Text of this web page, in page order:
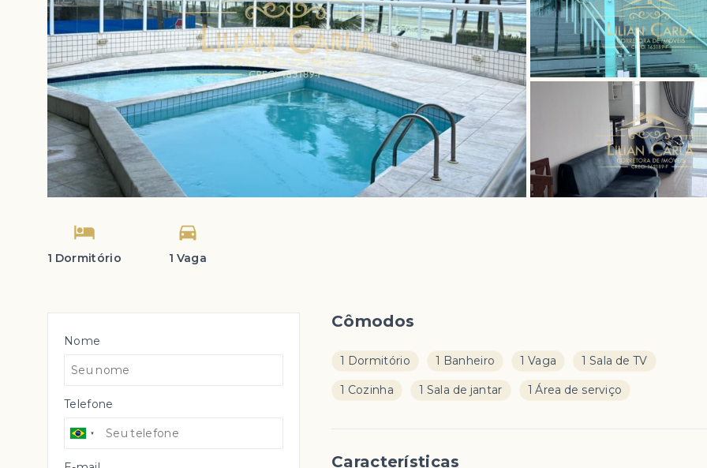
1 Dormitório 1 Vaga
Nome
Telefone
Cômodos
1 Dormitório 1 Banheiro 1 Vaga 1 Sala de TV
1 Cozinha 1 Sala de jantar 1 Área de serviço
Características